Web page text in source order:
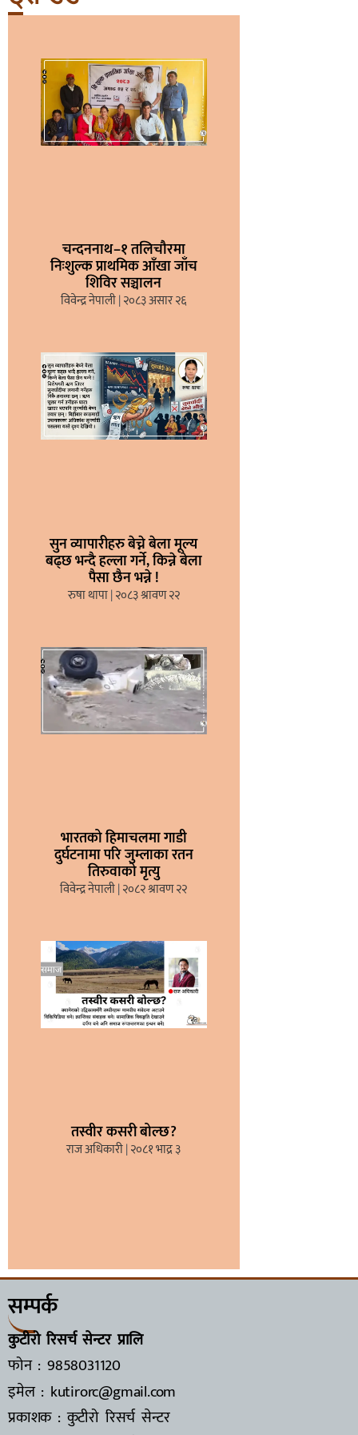
चन्दननाथ–१ तलिचौरमा
निःशुल्क प्राथमिक आँखा जाँच
शिविर सञ्चालन
विवेन्द्र नेपाली २०८३ असार २६
सुन व्यापारीहरु बेच्ने बेला मूल्य
बढ्छ भन्दै हल्ला गर्ने, किन्ने बेला
पैसा छैन भन्ने !
रुषा थापा २०८३ श्रावण २२
भारतको हिमाचलमा गाडी
दुर्घटनामा परि जुम्लाका रतन
तिरुवाको मृत्यु
विवेन्द्र नेपाली २०८२ श्रावण २२
तस्वीर कसरी बोल्छ?
राज अधिकारी २०८१ भाद्र ३
सम्पर्क
कुटीरो रिसर्च सेन्टर प्रालि
फोन : 9858031120
इमेल : kutirorc@gmail.com
प्रकाशक : कुटीरो रिसर्च सेन्टर